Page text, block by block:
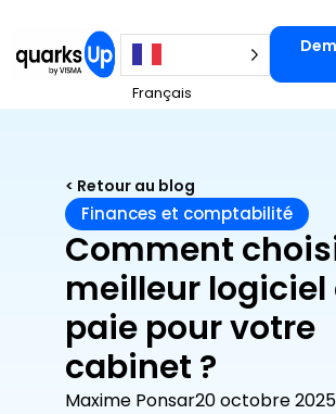
Demander
Français
< Retour au blog
Finances et comptabilité
Comment
meilleur logiciel
paie pour votre
cabinet ?
Maxime Ponsar20 octobre 2025